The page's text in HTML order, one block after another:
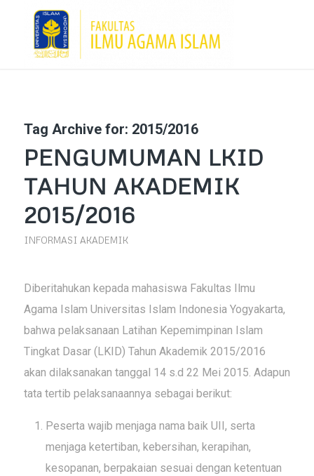
Tag Archive for: 2015/2016
PENGUMUMAN LKID
TAHUN AKADEMIK
2015/2016
INFORMASI AKADEMIK
Diberitahukan kepada mahasiswa Fakultas Ilmu
Agama Islam Universitas Islam Indonesia Yogyakarta,
bahwa pelaksanaan Latihan Kepemimpinan Islam
Tingkat Dasar (LKID) Tahun Akademik 2015/2016
akan dilaksanakan tanggal 14 s.d 22 Mei 2015. Adapun
tata tertib pelaksanaannya sebagai berikut:
Peserta wajib menjaga nama baik UII, serta
menjaga ketertiban, kebersihan, kerapihan,
kesopanan, berpakaian sesuai dengan ketentuan